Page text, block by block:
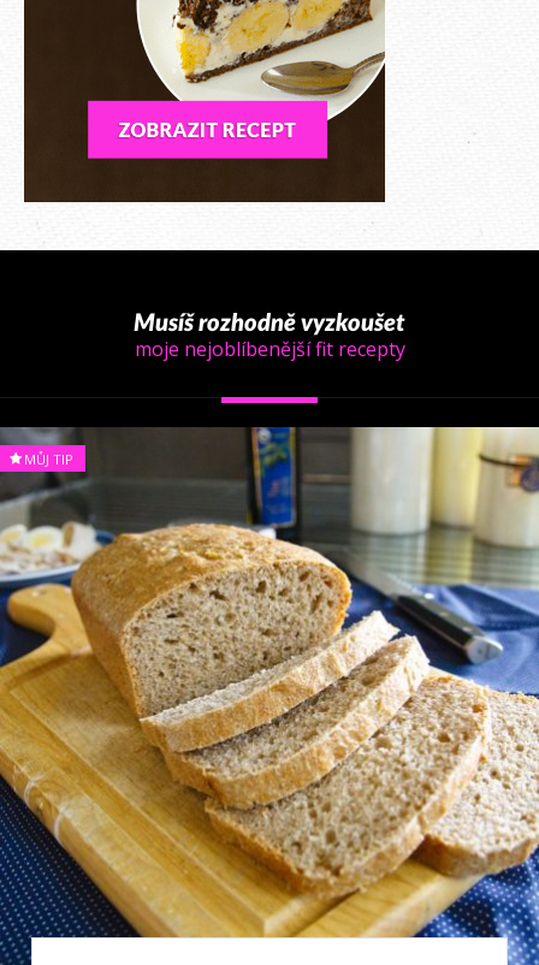
Musíš rozhodně vyzkoušet
moje nejoblíbenější fit recepty
MŮJ TIP